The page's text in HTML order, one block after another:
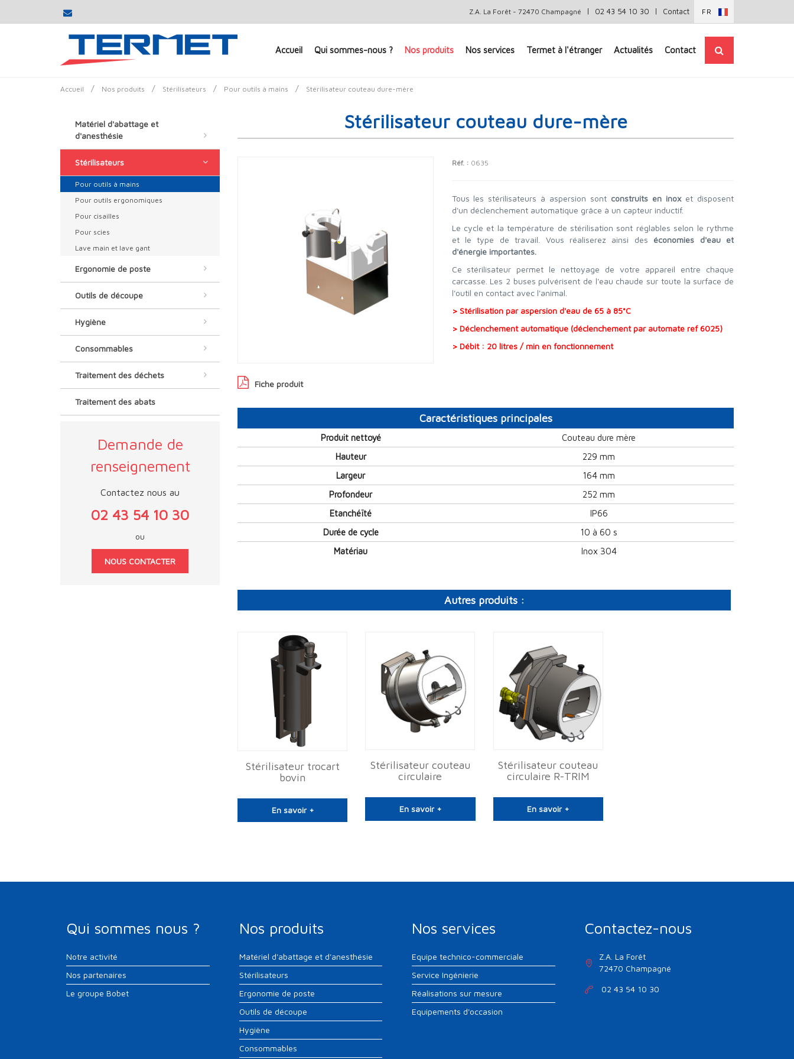
Z.A. La Forêt - 72470 Champagné | 02 43 54 10 30 | Contact FR
Accueil Qui sommes-nous ? Nos produits Nos services Termet à l'étranger Actualités Contact
Accueil / Nos produits / Stérilisateurs / Pour outils à mains / Stérilisateur couteau dure-mère
Stérilisateur couteau dure-mère
Fiche produit
Réf. : 0635
Tous les stérilisateurs à aspersion sont construits en inoxet disposent
d'un déclenchement automatique grâce à un capteur inductif.
Le cycle et la température de stérilisation sont réglables selon le rythme
et le type de travail. Vous réaliserez ainsi des économies d'eau et
d'énergie importantes.
Ce stérilisateur permet le nettoyage de votre appareil entre chaque
carcasse. Les 2 buses pulvérisent de l'eau chaude sur toute la surface de
l'outil en contact avec l'animal.
> Stérilisation par aspersion d'eau de 65 à 85°C
> Déclenchement automatique (déclenchement par automate ref 6025)
> Débit : 20 litres / min en fonctionnement
Caractéristiques principales
Produit nettoyé
Couteau dure mère
Hauteur
229 mm
Largeur
164 mm
Profondeur
252 mm
Etanchéïté
IP66
Durée de cycle
10 à 60 s
Matériau
Inox 304
Autres produits :
Stérilisateur trocart
bovin
En savoir +
Stérilisateur couteau
circulaire
En savoir +
Stérilisateur couteau
circulaire R-TRIM
En savoir +
Matériel d'abattage et
d'anesthésie
Stérilisateurs
Pour outils à mains
Pour outils ergonomiques
Pour cisailles
Pour scies
Lave main et lave gant
Ergonomie de poste
Outils de découpe
Hygiène
Consommables
Traitement des déchets
Traitement des abats
Demande de
renseignement
Contactez nous au
02 43 54 10 30
ou
NOUS CONTACTER
Qui sommes nous ?
Notre activité
Nos partenaires
Le groupe Bobet
Nos produits
Matériel d'abattage et d'anesthésie
Stérilisateurs
Ergonomie de poste
Outils de découpe
Hygiène
Consommables
Nos services
Equipe technico-commerciale
Service Ingénierie
Réalisations sur mesure
Equipements d'occasion
Contactez-nous
Z.A. La Forêt
72470 Champagné
02 43 54 10 30